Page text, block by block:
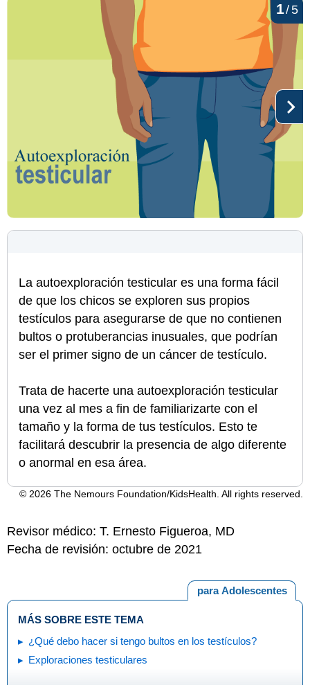
La autoexploración testicular es una forma fácil
de que los chicos se exploren sus propios
testículos para asegurarse de que no contienen
bultos o protuberancias inusuales, que podrían
ser el primer signo de un cáncer de testículo.
Trata de hacerte una autoexploración testicular
una vez al mes a fin de familiarizarte con el
tamaño y la forma de tus testículos. Esto te
facilitará descubrir la presencia de algo diferente
o anormal en esa área.
1/5
© 2026 The Nemours Foundation/KidsHealth. All rights reserved.
Revisor médico: T. Ernesto Figueroa, MD
Fecha de revisión: octubre de 2021
para Adolescentes
MÁS SOBRE ESTE TEMA
¿Qué debo hacer si tengo bultos en los testículos?
Exploraciones testiculares